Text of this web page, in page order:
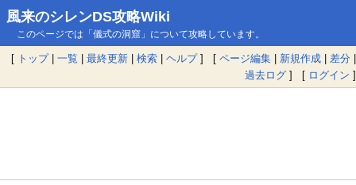
風来のシレンDS攻略Wiki
このページでは「儀式の洞窟」について攻略しています。
[ トップ| 一覧 | 最終更新 | 検索 | ヘルプ] [ ページ編集 | 新規作成 | 差分 |
過去ログ ] [ ログイン ]